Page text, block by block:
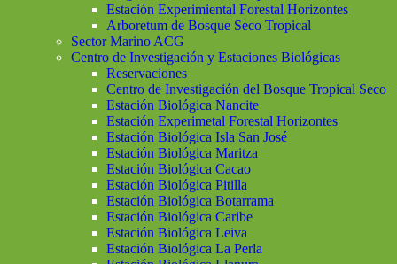
Estación Experimiental Forestal Horizontes
Arboretum de Bosque Seco Tropical
Sector Marino ACG
Centro de Investigación y Estaciones Biológicas
Reservaciones
Centro de Investigación del Bosque Tropical Seco
Estación Biológica Nancite
Estación Experimetal Forestal Horizontes
Estación Biológica Isla San José
Estación Biológica Maritza
Estación Biológica Cacao
Estación Biológica Pitilla
Estación Biológica Botarrama
Estación Biológica Caribe
Estación Biológica Leiva
Estación Biológica La Perla